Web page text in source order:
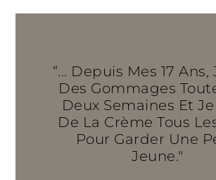
“... Depuis Mes 17 Ans,
Des Gommages
Deux Semaines Et
De La Crème Tous
Pour Garder Une
Jeune."